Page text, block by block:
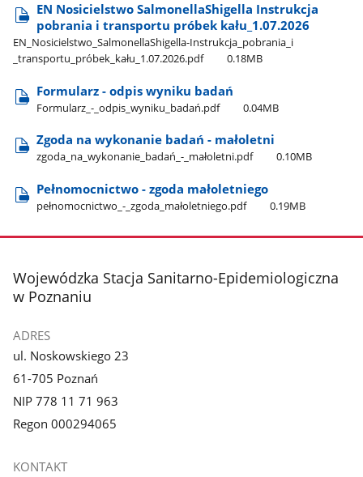
EN Nosicielstwo SalmonellaShigella Instrukcja
pobrania i transportu próbek kału​_1.07.2026
EN​_Nosicielstwo​_SalmonellaShigella-Instrukcja​_pobrania​_i​
_transportu​_próbek​_kału​_1.07.2026.pdf
0.18MB
Formularz - odpis wyniku badań
Formularz​_-​_odpis​_wyniku​_badań.pdf 0.04MB
Zgoda na wykonanie badań - małoletni
zgoda​_na​_wykonanie​_badań​_-​_małoletni.pdf 0.10MB
Pełnomocnictwo - zgoda małoletniego
pełnomocnictwo​_-​_zgoda​_małoletniego.pdf 0.19MB
stopka
Wojewódzka Stacja Sanitarno-Epidemiologiczna
w Poznaniu
ADRES
ul. Noskowskiego 23
61-705 Poznań
NIP 778 11 71 963
Regon 000294065
KONTAKT